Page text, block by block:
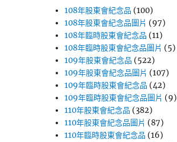
108年股東會紀念品 (100)
108年股東會紀念品圖片 (97)
108年臨時股東會紀念品 (11)
108年臨時股東會紀念品圖片 (5)
109年股東會紀念品 (522)
109年股東會紀念品圖片 (107)
109年臨時股東會紀念品 (42)
109年臨時股東會紀念品圖片 (9)
110年股東會紀念品 (382)
110年股東會紀念品圖片 (87)
110年臨時股東會紀念品 (16)